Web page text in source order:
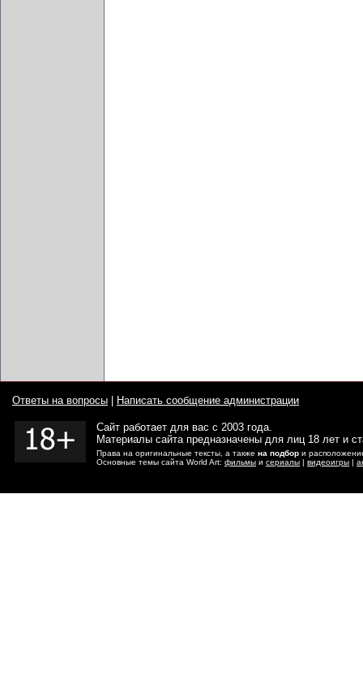
Ответы на вопросы Написать сообщение администрации
Сайт работает для вас с 2003 года.
Материалы сайта предназначены для лиц 18 лет и
Права на оригинальные тексты, а также на подбор и
Основные темы сайта World Art: фильмы и сериалы | видеоигры |